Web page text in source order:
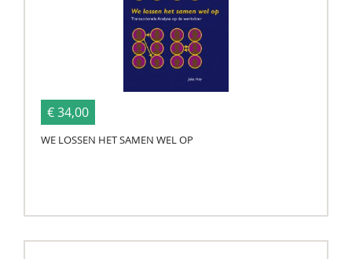
€ 34,00
WE LOSSEN HET SAMEN WEL OP